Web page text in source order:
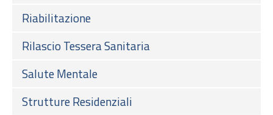
Riabilitazione
Rilascio Tessera Sanitaria
Salute Mentale
Strutture Residenziali